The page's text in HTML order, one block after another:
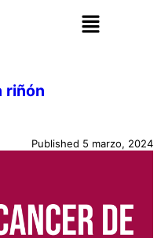
riñón
Published 5 marzo, 2024